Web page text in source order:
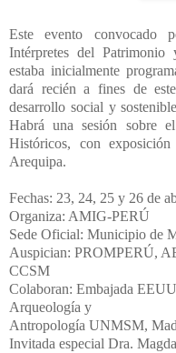
Este evento convocado
Intérpretes del Patrimonio
estaba inicialmente
dará recién a fines de
desarrollo social y
Habrá una sesión sobre
Históricos, con
Arequipa.
Fechas: 23, 24, 25 y 26 de
Organiza: AMIG-PERÚ
Sede Oficial: Municipio de
Auspician: PROMPERÚ,
CCSM
Colaboran: Embajada
Arqueología y
Antropología UNMSM,
Invitada especial Dra.